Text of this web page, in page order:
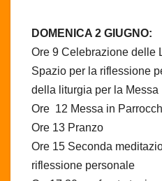
DOMENICA 2 GIUGNO:
Ore 9 Celebrazione delle
Spazio per la riflessione
della liturgia per la Messa
Ore 12 Messa in
Ore 13 Pranzo
Ore 15 Seconda
riflessione personale